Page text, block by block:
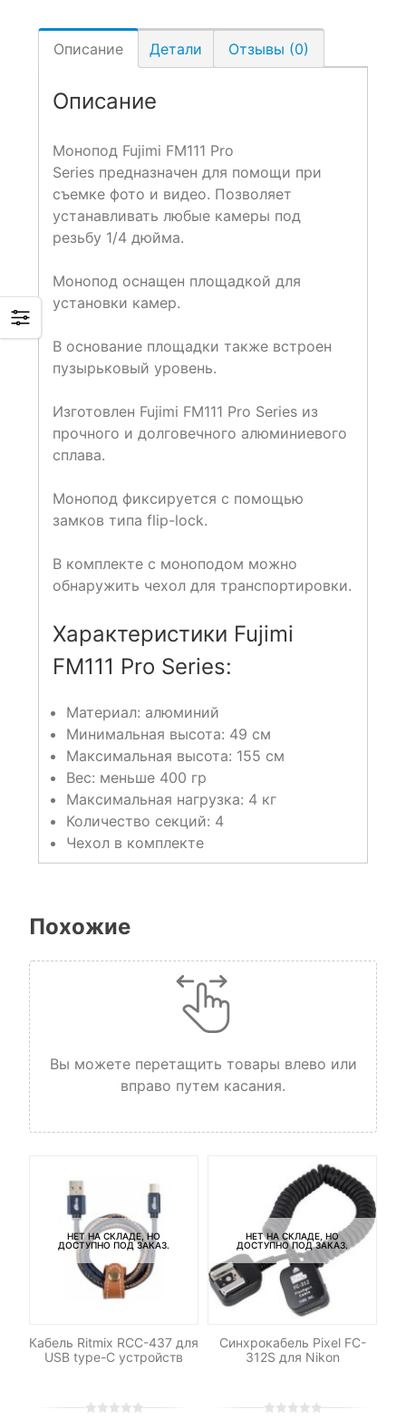
Описание Детали Отзывы (0)
Описание
Монопод Fujimi FM111 Pro
Series предназначен для помощи при
съемке фото и видео. Позволяет
устанавливать любые камеры под
резьбу 1/4 дюйма.
Монопод оснащен площадкой для
установки камер.
В основание площадки также встроен
пузырьковый уровень.
Изготовлен Fujimi FM111 Pro Series из
прочного и долговечного алюминиевого
сплава.
Монопод фиксируется с помощью
замков типа flip-lock.
В комплекте с моноподом можно
обнаружить чехол для транспортировки.
Характеристики Fujimi
FM111 Pro Series:
Материал: алюминий
Минимальная высота: 49 см
Максимальная высота: 155 см
Вес: меньше 400 гр
Максимальная нагрузка: 4 кг
Количество секций: 4
Чехол в комплекте
Похожие
Вы можете перетащить товары влево или
вправо путем касания.
НЕТ НА СКЛАДЕ, НО
ДОСТУПНО ПОД ЗАКАЗ.
Кабель Ritmix RCC-437 для
USB type-C устройств
НЕТ НА СКЛАДЕ, НО
ДОСТУПНО ПОД ЗАКАЗ.
Синхрокабель Pixel FC-
312S для Nikon